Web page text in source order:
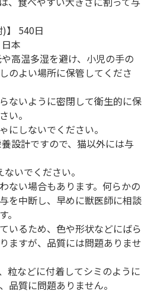
)】 540日
本
高温多湿を避け、小児の手の
のよい場所に保管してくださ
ないように密閉して衛生的に保
い。
にしないでください。
養設計ですので、猫以外には与
いでください。
ない場合もあります。何らかの
を中断し、早めに獣医師に相談
いるため、色や形状などにばら
ますが、品質には問題ありませ
粒などに付着してシミのように
品質に問題ありません。